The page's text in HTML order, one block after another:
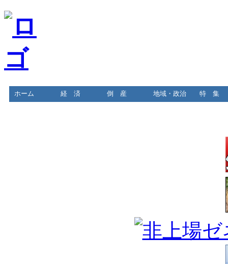
ホーム 経 済 倒 産 地域・政治 特 集